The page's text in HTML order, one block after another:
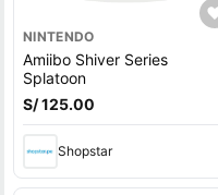
NINTENDO
Amiibo Shiver Series
Splatoon
S/ 125.00
Shopstar